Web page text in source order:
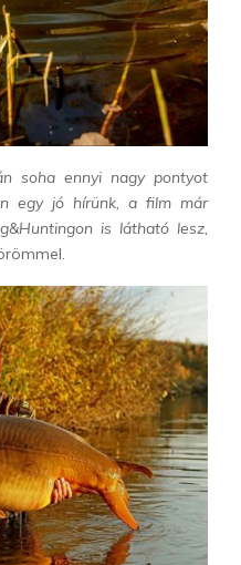
soha ennyi nagy pontyot
egy jó hírünk, a film már
is látható lesz,